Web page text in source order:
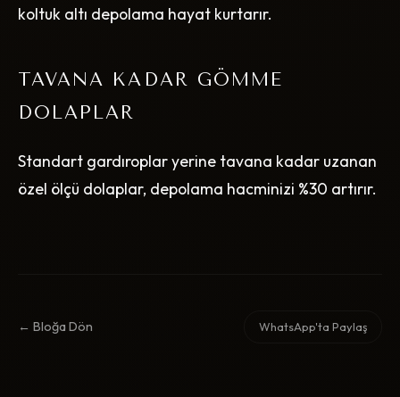
koltuk altı depolama hayat kurtarır.
TAVANA KADAR GÖMME
DOLAPLAR
Standart gardıroplar yerine tavana kadar uzanan
özel ölçü dolaplar, depolama hacminizi %30 artırır.
← Bloğa Dön WhatsApp'ta Paylaş